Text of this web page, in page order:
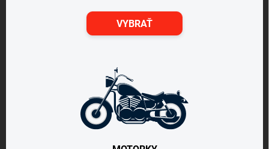
VYBRAŤ